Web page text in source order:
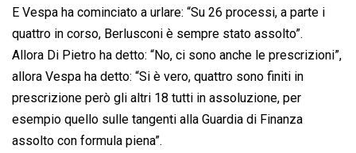
E Vespa ha cominciato a urlare: “Su 26 processi, a parte i
quattro in corso, Berlusconi è sempre stato assolto”.
Allora Di Pietro ha detto: “No, ci sono anche le prescrizioni”,
allora Vespa ha detto: “Si è vero, quattro sono finiti in
prescrizione però gli altri 18 tutti in assoluzione, per
esempio quello sulle tangenti alla Guardia di Finanza
assolto con formula piena”.